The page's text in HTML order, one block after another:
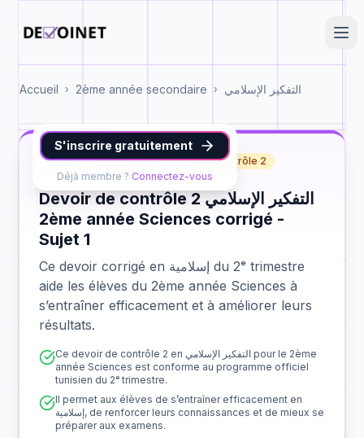
Accueil › 2ème année secondaire › التفكير الإسلامي
S'inscrire gratuitement
Déjà membre ? Connectez-vous
إسلامية 2ème année Sciences contrôle 2
Devoir de contrôle 2 التفكير الإسلامي
2ème année Sciences corrigé -
Sujet 1
Ce devoir corrigé en إسلامية du 2ᵉ trimestre
aide les élèves du 2ème année Sciences à
s’entraîner efficacement et à améliorer leurs
résultats.
Ce devoir de contrôle 2 en التفكير الإسلامي pour le 2ème
année Sciences est conforme au programme officiel
tunisien du 2ᵉ trimestre.
Il permet aux élèves de s’entraîner efficacement en
إسلامية, de renforcer leurs connaissances et de mieux se
préparer aux examens.